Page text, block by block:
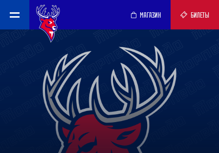
МАГАЗИН БИЛЕТЫ